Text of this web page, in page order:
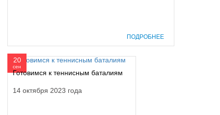
ПОДРОБНЕЕ
20
сен
Готовимся к теннисным баталиям
14 октября 2023 года